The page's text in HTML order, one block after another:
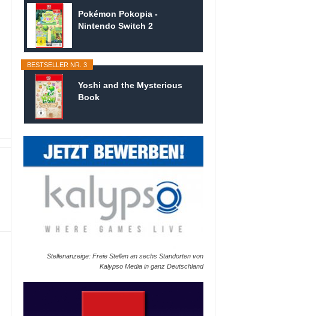
Pokémon Pokopia -
Nintendo Switch 2
BESTSELLER NR. 3
Yoshi and the Mysterious
Book
Stellenanzeige: Freie Stellen an sechs Standorten von
Kalypso Media in ganz Deutschland